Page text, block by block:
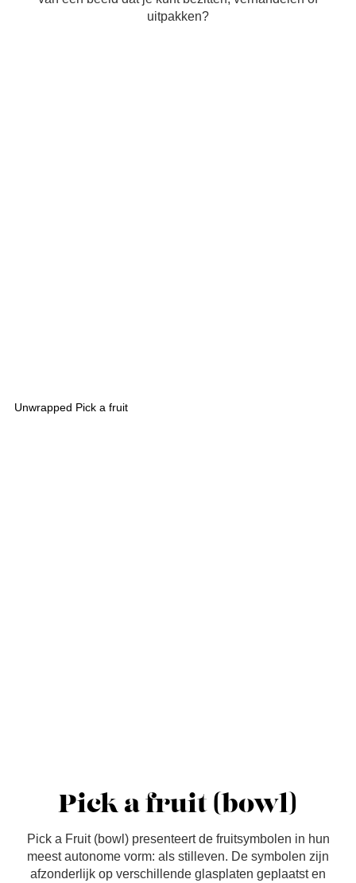
uitpakken?
Unwrapped Pick a fruit
Pick a fruit (bowl)
Pick a Fruit (bowl) presenteert de fruitsymbolen in hun
meest autonome vorm: als stilleven. De symbolen zijn
afzonderlijk op verschillende glasplaten geplaatst en